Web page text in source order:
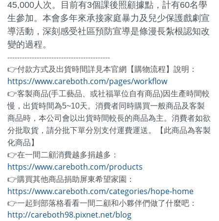
45,000人次。目前有3個課後照顧據點，計有60名學
生參加。本會多年來承接家庭暴力及兒少保護戲劇宣
導活動，深刻感受社區預防宣導是條漫長紮根認知改
變的過程。
------------------------------------------
👉付款方式及出貨時間詳見本官網【購物流程】說明：
https://www.careboth.com/pages/workflow
👉客製商品(手工藝品、或社福單位自有商品)因生產時間較
慢，出貨時間為5~10天。消費者同時購買一般商品及客製
商品時，本公司會以出貨時間較長的商品為主。消費者如欲
分批取貨，請分批下單分別支付運費運送。【此商品為客製
化商品】
👉在一間二顧消費越多捐越多：
https://www.careboth.com/products
👉購買其他商品捐助屏東希望家園：
https://www.careboth.com/categories/hope-home
👉一起到部落格看看一間二顧和小夥伴們做了什麼吧：
http://careboth98.pixnet.net/blog